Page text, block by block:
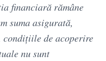
financiară rămâne
suma asigurată,
condițiile de acoperire
nu sunt